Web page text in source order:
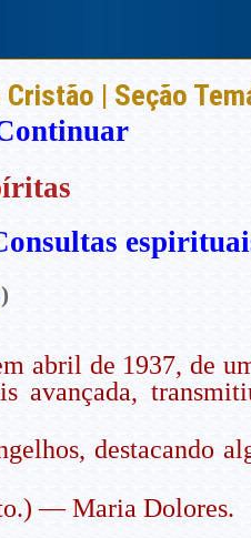
| Seção
)
abril de 1937, de
avançada,
destacando
— Maria Dolores.